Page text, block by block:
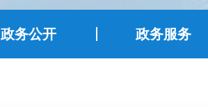
政务公开 政务服务